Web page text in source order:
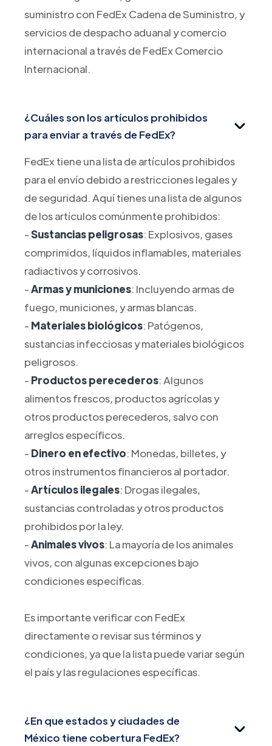
suministro con FedEx Cadena de Suministro, y
servicios de despacho aduanal y comercio
internacional a través de FedEx Comercio
Internacional.
¿Cuáles son los artículos prohibidos
para enviar a través de FedEx?
FedEx tiene una lista de artículos prohibidos
para el envío debido a restricciones legales y
de seguridad. Aquí tienes una lista de algunos
de los artículos comúnmente prohibidos:
-Sustancias peligrosas: Explosivos, gases
comprimidos, líquidos inflamables, materiales
radiactivos y corrosivos.
-Armas y municiones: Incluyendo armas de
fuego, municiones, y armas blancas.
- Materiales biológicos: Patógenos,
sustancias infecciosas y materiales biológicos
peligrosos.
- Productos perecederos: Algunos
alimentos frescos, productos agrícolas y
otros productos perecederos, salvo con
arreglos específicos.
- Dinero en efectivo: Monedas, billetes, y
otros instrumentos financieros al portador.
-Artículos ilegales: Drogas ilegales,
sustancias controladas y otros productos
prohibidos por la ley.
-Animales vivos: La mayoría de los animales
vivos, con algunas excepciones bajo
condiciones específicas.
Es importante verificar con FedEx
directamente o revisar sus términos y
condiciones, ya que la lista puede variar según
el país y las regulaciones específicas.
¿En que estados y ciudades de
México tiene cobertura FedEx?